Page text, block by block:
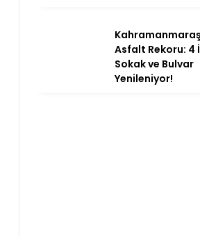
Asfalt Rekoru: 4
Sokak ve Bulvar
Yenileniyor!